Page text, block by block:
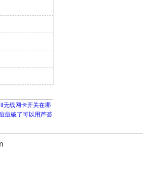
无线网卡开关在哪
痘破了可以用芦荟